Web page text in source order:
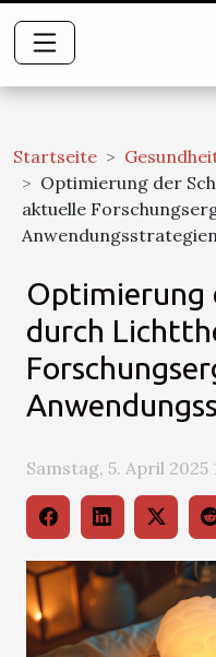
Startseite
Optimierung der
aktuelle
Optimierung
durch
Samstag, 5. April 2025